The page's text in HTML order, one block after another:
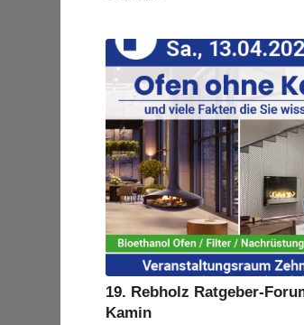
19. Rebholz Ratgeber-
Kamin